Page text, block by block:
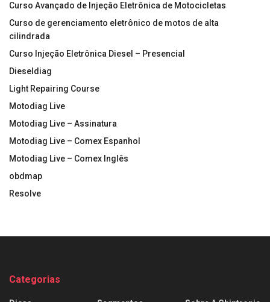
Curso Avançado de Injeção Eletrônica de Motocicletas
Curso de gerenciamento eletrônico de motos de alta
cilindrada
Curso Injeção Eletrônica Diesel – Presencial
Dieseldiag
Light Repairing Course
Motodiag Live
Motodiag Live – Assinatura
Motodiag Live – Comex Espanhol
Motodiag Live – Comex Inglês
obdmap
Resolve
Categorias